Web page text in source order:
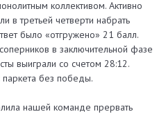
коллективом. Активно
в третьей четверти набрать
было «отгружено» 21 балл.
в заключительной фазе
выиграли со счетом 28:12.
без победы.
нашей команде прервать